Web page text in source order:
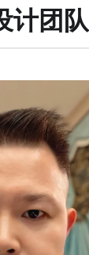
计团队